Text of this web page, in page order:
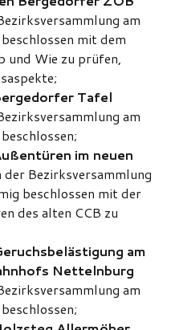
am
mit dem
und Wie zu prüfen,
Tafel
am
im neuen
der Bezirksversammlung
beschlossen mit der
des alten CCB zu
am
Nettelnburg
am